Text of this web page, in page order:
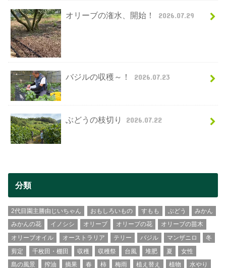
オリーブの潅水、開始！ 2026.07.29
バジルの収穫～！ 2026.07.23
ぶどうの枝切り 2026.07.22
分類
2代目園主勝由じいちゃん おもしろいもの すもも ぶどう
みかん
みかんの花
イノシシ オリーブ オリーブの花
オリーブの苗木
オリーブオイル
オーストラリア テリー バジル マンザニロ
冬
剪定
千枚田・棚田 収穫 収穫祭 台風 堆肥 夏
女性
島の風景
搾油 摘果 春 柿 梅雨 植え替え 植物
水やり